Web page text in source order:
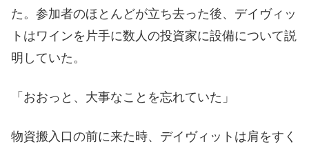
た。参加者のほとんどが立ち去った後、デイヴィッ
トはワインを片手に数人の投資家に設備について説
明していた。
「おおっと、大事なことを忘れていた」
物資搬入口の前に来た時、デイヴィットは肩をすく